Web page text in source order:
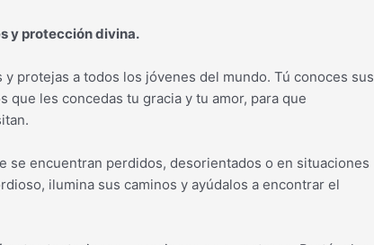
y protección divina.
protejas a todos los jóvenes del mundo. Tú conoces sus
que les concedas tu gracia y tu amor, para que
se encuentran perdidos, desorientados o en situaciones
ilumina sus caminos y ayúdalos a encontrar el